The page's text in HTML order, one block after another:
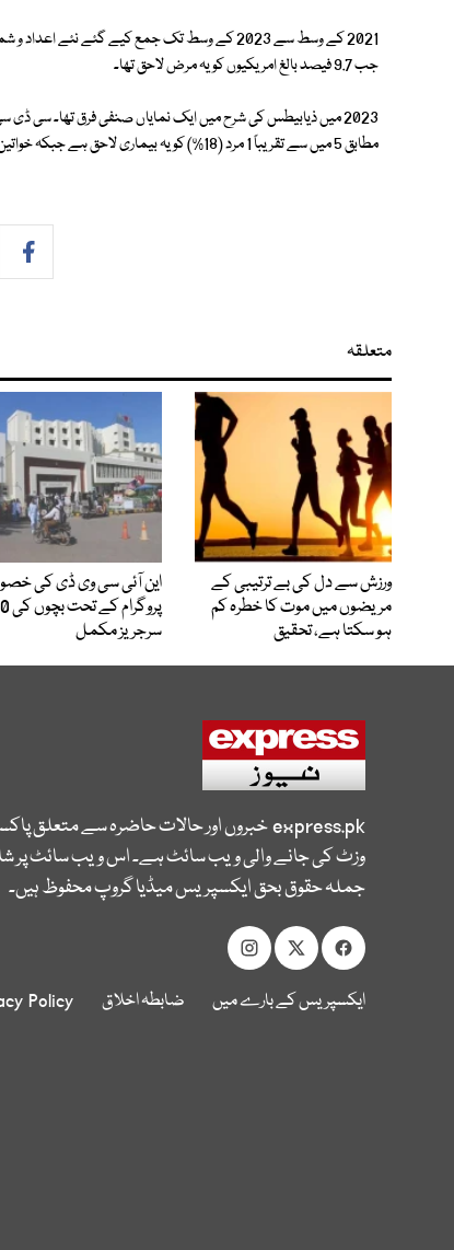
جب 9.7 فیصد بالغ امریکیوں کو یہ مرض لاحق تھا۔
2023 میں ذیابیطس کی شرح میں ایک نمایاں صنفی فرق تھا۔
مطابق 5 میں سے تقریباً 1 مرد (18%) کو یہ بیماری لاحق ہے جبکہ خواتین میں یہ شرح 13.7% ہے۔
متعلقہ
ورزش سے دل کی بے ترتیبی کے
مریضوں میں موت کا خطرہ کم
ہو سکتا ہے، تحقیق
این آئی سی وی ڈی کی
سرجریز مکمل
express.pkخبروں اور حالات حاضرہ سے متعلق
وزٹ کی جانے والی ویب سائٹ ہے۔ اس ویب سائٹ پر
جملہ حقوق بحق ایکسپریس میڈیا گروپ محفوظ ہیں۔
ایکسپریس کے بارے میں ضابطہ اخلاق Policy